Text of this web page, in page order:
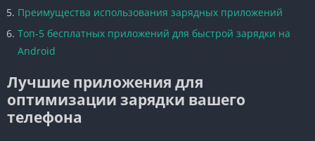
Преимущества использования зарядных приложений
Топ-5 бесплатных приложений для быстрой зарядки на
Android
Лучшие приложения для
оптимизации зарядки вашего
телефона